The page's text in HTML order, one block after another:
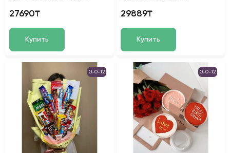
27690₸
Купить
29889₸
Купить
0-0-12 0-0-12